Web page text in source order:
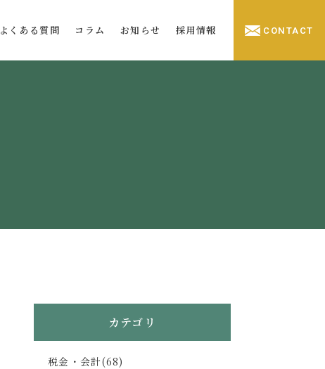
よくある質問 コラム お知らせ 採用情報 CONTACT
カテゴリ
税金・会計(68)